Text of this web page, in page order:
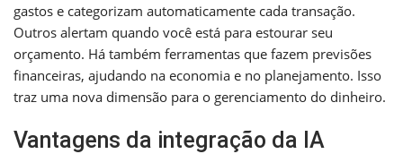
gastos e categorizam automaticamente cada transação.
Outros alertam quando você está para estourar seu
orçamento. Há também ferramentas que fazem previsões
financeiras, ajudando na economia e no planejamento. Isso
traz uma nova dimensão para o gerenciamento do dinheiro.
Vantagens da integração da IA